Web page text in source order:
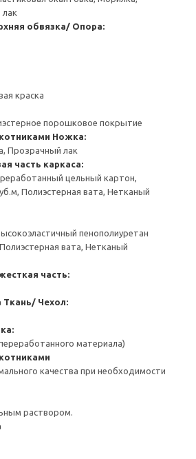
обвязка/ Опора:
краска
порошковое покрытие
Ножка:
Прозрачный лак
часть каркаса:
цельный картон,
Полиэстерная вата, Нетканый
пенополиуретан
вата, Нетканый
часть:
Ткань/ Чехол:
материала)
качества при необходимости
раствором.